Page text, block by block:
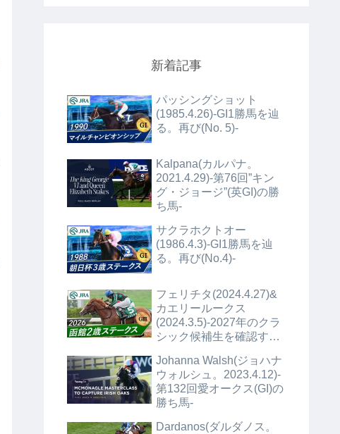
新着記事
パッシングショット
(1985.4.26)-GI1勝馬を辿
る。再び(No. 5)-
Kalpana(カルパナ。
2021.4.29)-第76回”キン
グ・ジョージ”(英GI)の勝
ち馬-
サクラホクトオー
(1986.4.3)-GI1勝馬を辿
る。再び(No.4)-
フェリチタ(2024.4.27)&
カエリールークス
(2024.3.5)-2027年のクラ
シック候補生を確認する
Johanna Walsh(ジョハナ
ウォルシュ。2023.4.12)-
第132回愛オークス(GI)の
勝ち馬-
Dardanos(ダルダノス。